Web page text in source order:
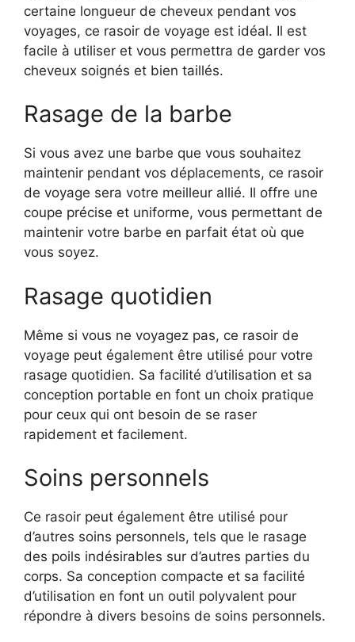
certaine longueur de cheveux pendant vos
voyages, ce rasoir de voyage est idéal. Il est
facile à utiliser et vous permettra de garder vos
cheveux soignés et bien taillés.
Rasage de la barbe
Si vous avez une barbe que vous souhaitez
maintenir pendant vos déplacements, ce rasoir
de voyage sera votre meilleur allié. Il offre une
coupe précise et uniforme, vous permettant de
maintenir votre barbe en parfait état où que
vous soyez.
Rasage quotidien
Même si vous ne voyagez pas, ce rasoir de
voyage peut également être utilisé pour votre
rasage quotidien. Sa facilité d’utilisation et sa
conception portable en font un choix pratique
pour ceux qui ont besoin de se raser
rapidement et facilement.
Soins personnels
Ce rasoir peut également être utilisé pour
d’autres soins personnels, tels que le rasage
des poils indésirables sur d’autres parties du
corps. Sa conception compacte et sa facilité
d’utilisation en font un outil polyvalent pour
répondre à divers besoins de soins personnels.